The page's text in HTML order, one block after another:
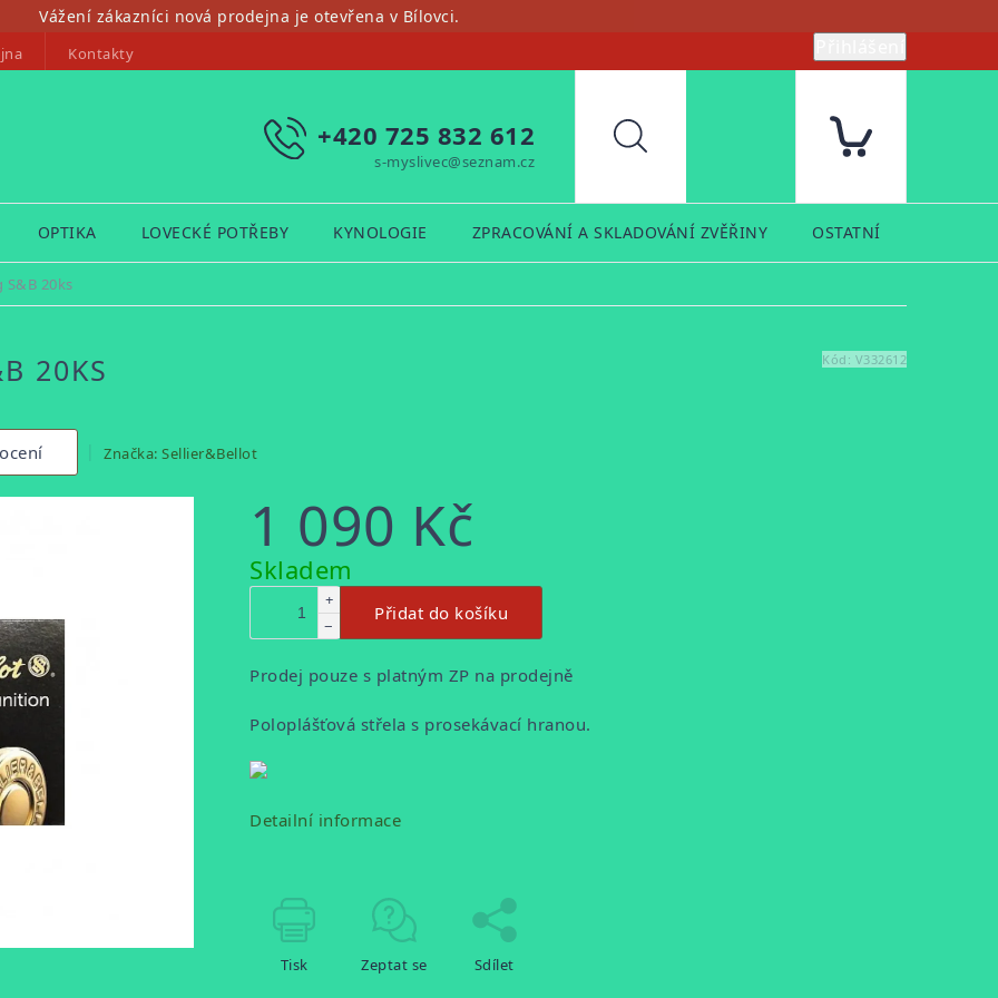
Vážení zákazníci nová prodejna je otevřena v Bílovci.
Kontakty
+420 725 832 612
s-myslivec@seznam.cz
Hledat
OPTIKA LOVECKÉ POTŘEBY KYNOLOGIE ZPRACOVÁNÍ A SKLADOVÁNÍ ZVĚŘINY OSTATNÍ
S&B 20ks
20KS Kód: V332612
Značka: Sellier&Bellot
1 090 Kč
Měrná
cena:
Skladem
+
−
Přidat do košíku
Prodej pouze s platným ZP na prodejně
Poloplášťová střela s prosekávací hranou.
Detailní informace
Tisk Zeptat se Sdílet